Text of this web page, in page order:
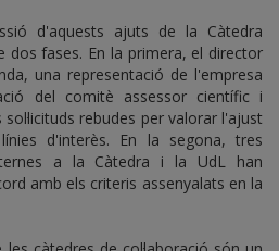
d'aquests ajuts de la Càtedra
dos fases. En la primera, el director
una representació de l'empresa
del comitè assessor científic i
rebudes per valorar l'ajust
d'interès. En la segona, tres
a la Càtedra i la UdL han
amb els criteris assenyalats en la